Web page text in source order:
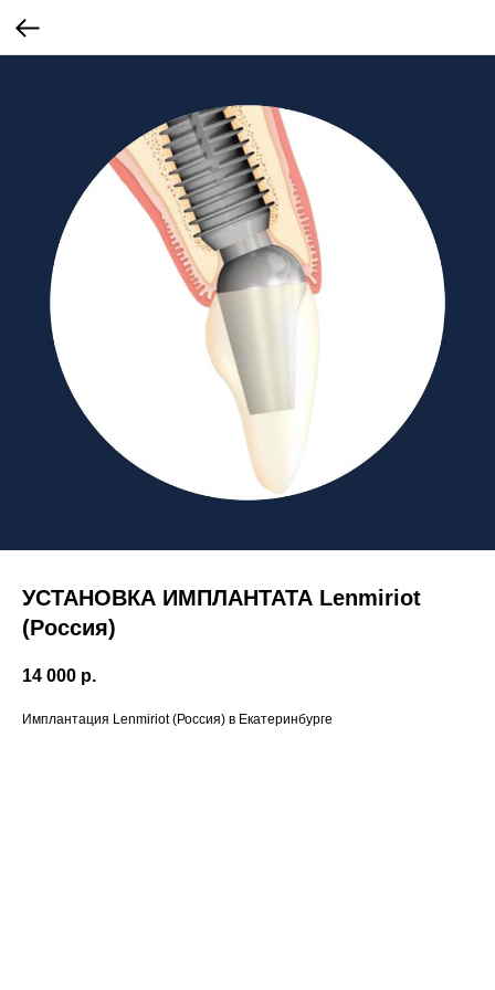
УСТАНОВКА ИМПЛАНТАТА Lenmiriot
(Россия)
14 000 р.
Имплантация Lenmiriot (Россия) в Екатеринбурге